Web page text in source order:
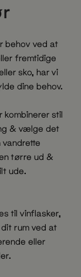
behov ved at
fremtidige
sko, har vi
dine behov.
kombinerer stil
& vælge det
vandrette
tørre ud &
ude.
til vinflasker,
rum ved at
eller